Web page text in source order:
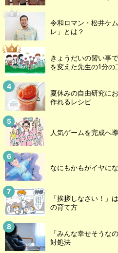
令和ロマン・松井ケ
レ」とは？
きょうだいの習い事
を変えた先生の1分の
夏休みの自由研究に
作れるレシピ
人気ゲームを完成へ
なにもかもがイヤに
「挨拶しなさい！」
の育て方
「みんな幸せそうな
対処法